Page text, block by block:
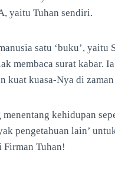
yaitu Tuhan sendiri.
satu ‘buku’, yaitu
membaca surat kabar.
kuat kuasa-Nya di
kehidupan
pengetahuan lain’
Firman Tuhan!